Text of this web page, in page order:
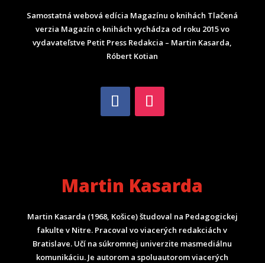
Samostatná webová edícia Magazínu o knihách Tlačená
verzia Magazín o knihách vychádza od roku 2015 vo
vydavateľstve Petit Press Redakcia – Martin Kasarda,
Róbert Kotian
Martin Kasarda
Martin Kasarda (1968, Košice) študoval na Pedagogickej
fakulte v Nitre. Pracoval vo viacerých redakciách v
Bratislave. Učí na súkromnej univerzite masmediálnu
komunikáciu. Je autorom a spoluautorom viacerých